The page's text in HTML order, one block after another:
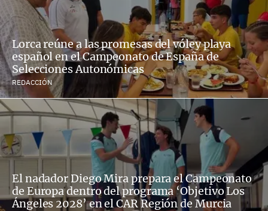
Lorca reúne a las promesas del vóley playa
español en el Campeonato de España de
Selecciones Autonómicas
REDACCIÓN
El nadador Diego Mira prepara el Campeonato
de Europa dentro del programa ‘Objetivo Los
Ángeles 2028’ en el CAR Región de Murcia